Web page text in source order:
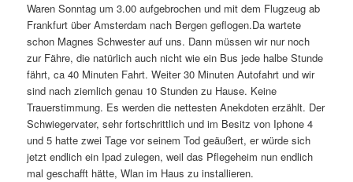
Waren Sonntag um 3.00 aufgebrochen und mit dem Flugzeug ab
Frankfurt über Amsterdam nach Bergen geflogen.Da wartete
schon Magnes Schwester auf uns. Dann müssen wir nur noch
zur Fähre, die natürlich auch nicht wie ein Bus jede halbe Stunde
fährt, ca 40 Minuten Fahrt. Weiter 30 Minuten Autofahrt und wir
sind nach ziemlich genau 10 Stunden zu Hause. Keine
Trauerstimmung. Es werden die nettesten Anekdoten erzählt. Der
Schwiegervater, sehr fortschrittlich und im Besitz von Iphone 4
und 5 hatte zwei Tage vor seinem Tod geäußert, er würde sich
jetzt endlich ein Ipad zulegen, weil das Pflegeheim nun endlich
mal geschafft hätte, Wlan im Haus zu installieren.